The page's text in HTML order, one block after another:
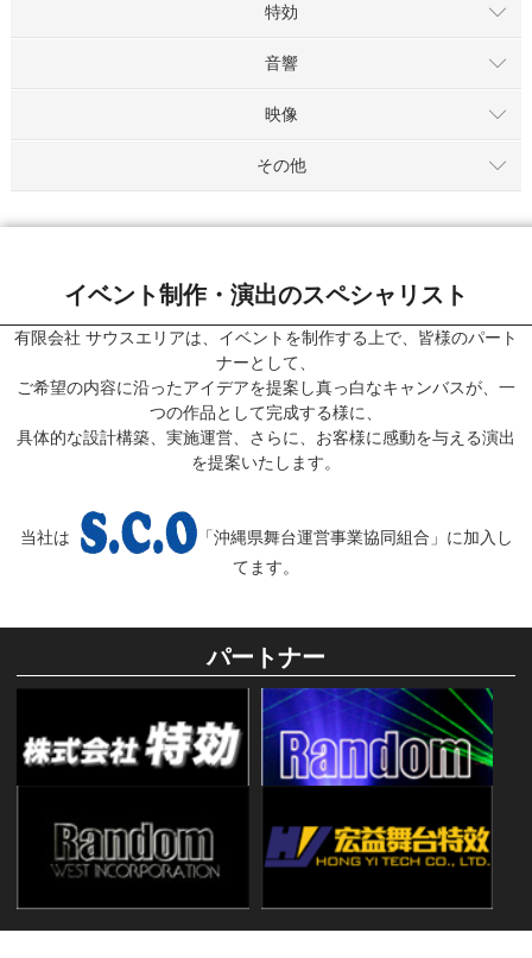
特効
音響
映像
その他
イベント制作・演出のスペシャリスト
有限会社 サウスエリアは、イベントを制作する上で、皆様のパート
ナーとして、
ご希望の内容に沿ったアイデアを提案し真っ白なキャンバスが、一
つの作品として完成する様に、
具体的な設計構築、実施運営、さらに、お客様に感動を与える演出
を提案いたします。
当社は
「沖縄県舞台運営事業協同組合」に加入し
てます。
パートナー